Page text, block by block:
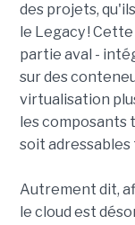
des projets,
le Legacy !
partie aval -
sur des
virtualisation
les composants
soit adressables
Autrement dit,
le cloud est